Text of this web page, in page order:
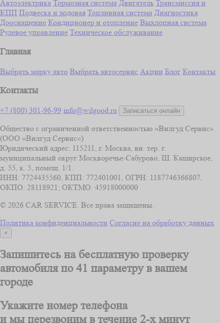
Автоэлектрика Тормозная система Двигатель Трансмиссия и
КПП Подвеска и ходовая Топливная система Диагностика
Дооснащение Кондиционер и отопление Выхлопная система
Рулевое управление Техническое обслуживание
Главная
Выбрать марку авто Выбрать автосервис Акции Блог Контакты
Контакты
+7 (800) 301-96-99 info@wilgood.ru Записаться онлайн
Общество с ограниченной ответственностью «Вилгуд Сервис»
(ООО «Вилгуд Сервис»)
Юридический адрес: 115211, г. Москва, вн. тер. г.
муниципальный округ Москворечье-Сабурово, Ш. Каширское,
д. 55, к. 5, помещ. 1/1.
ИНН: 7724435560, КПП: 772401001, ОГРН: 1187746366807,
ОКПО: 28118921; ОКТМО: 45918000000
© 2026 CAR SERVICE. Все права защищены.
Политика конфиденциальности Согласие на обработку данных
×
Запишитесь на бесплатную проверку
автомобиляпо 41 параметрув вашем
городе
Укажите номер телефона
и мы перезвонимв течение 2-х минут